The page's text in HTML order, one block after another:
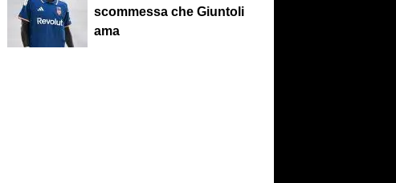
scommessa che Giuntoli
ama